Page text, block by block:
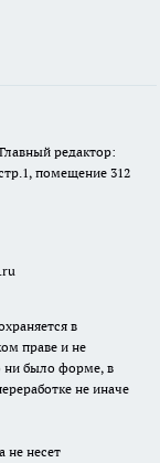
редактор:
помещение 312
в
праве и не
ни было форме, в
не иначе
не несет